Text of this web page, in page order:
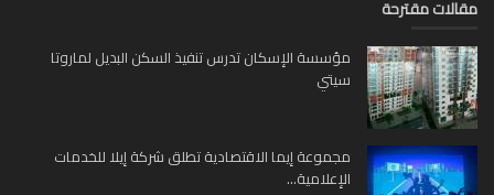
مقترحة
مؤسسة الإسكان تدرس تنفيذ السكن البديل لماروتا
سيتي
مجموعة إيما الاقتصادية تطلق شركة إيلا للخدمات
الإعلامية...